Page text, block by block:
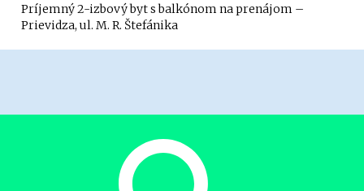
Príjemný 2-izbový byt s balkónom na prenájom –
Prievidza, ul. M. R. Štefánika